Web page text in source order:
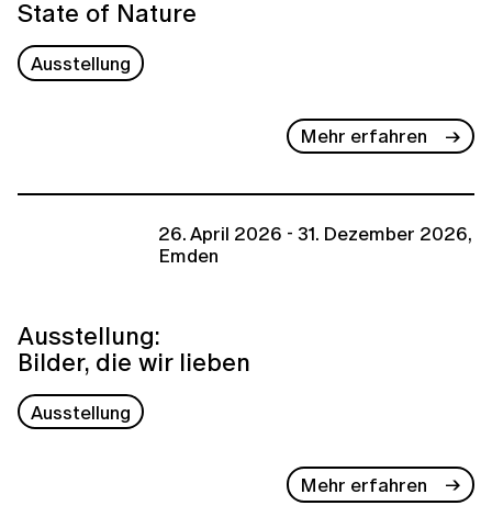
State of Nature
Ausstellung
Mehr erfahren
26. April 2026 - 31. Dezember 2026,
Emden
Ausstellung:
Bilder, die wir lieben
Ausstellung
Mehr erfahren